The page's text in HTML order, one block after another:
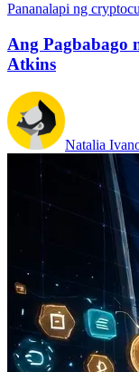
Pananalapi ng
Ang Pagbabago
Atkins
Natalia